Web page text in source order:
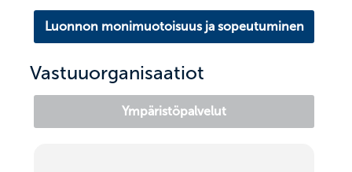
Luonnon monimuotoisuus ja sopeutuminen
Vastuuorganisaatiot
Ympäristöpalvelut